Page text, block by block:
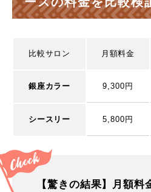
比較サロン 月額料金
銀座カラー 9,300円
シースリー 5,800円
【驚きの結果】月額